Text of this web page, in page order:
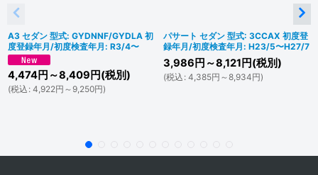
A3 セダン 型式: GYDNNF/GYDLA 初
度登録年月/初度検査年月: R3/4〜
4,474円 ～8,409 円(税別)
(税込 : 4,922円 ～9,250円)
パサート セダン 型式: 3CCAX 初度登
録年月/初度検査年月: H23/5〜H27/7
3,986 円 ～8,121 円(税別)
(税込 : 4,385円 ～8,934円)